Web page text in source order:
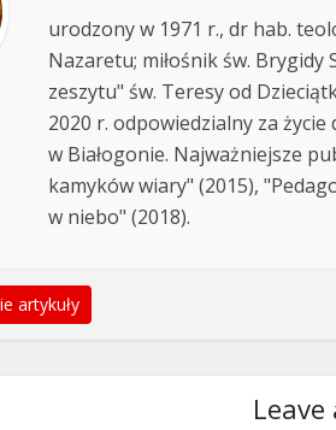
urodzony w 1971 r., dr hab.
Nazaretu; miłośnik św. Brygidy
zeszytu" św. Teresy od
2020 r. odpowiedzialny za
w Białogonie. Najważniejsze
kamyków wiary" (2015),
w niebo" (2018).
artykuły
Leave